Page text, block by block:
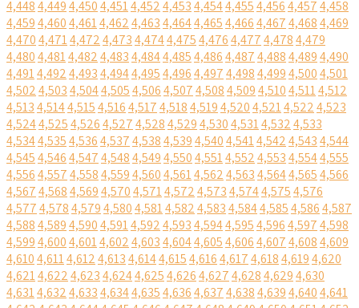
4,4484,4494,4504,4514,4524,4534,4544,4554,4564,4574,458
4,4594,4604,4614,4624,4634,4644,4654,4664,4674,4684,469
4,4704,4714,4724,4734,4744,4754,4764,4774,4784,479
4,4804,4814,4824,4834,4844,4854,4864,4874,4884,4894,490
4,4914,4924,4934,4944,4954,4964,4974,4984,4994,5004,501
4,5024,5034,5044,5054,5064,5074,5084,5094,5104,5114,512
4,5134,5144,5154,5164,5174,5184,5194,5204,5214,5224,523
4,5244,5254,5264,5274,5284,5294,5304,5314,5324,533
4,5344,5354,5364,5374,5384,5394,5404,5414,5424,5434,544
4,5454,5464,5474,5484,5494,5504,5514,5524,5534,5544,555
4,5564,5574,5584,5594,5604,5614,5624,5634,5644,5654,566
4,5674,5684,5694,5704,5714,5724,5734,5744,5754,576
4,5774,5784,5794,5804,5814,5824,5834,5844,5854,5864,587
4,5884,5894,5904,5914,5924,5934,5944,5954,5964,5974,598
4,5994,6004,6014,6024,6034,6044,6054,6064,6074,6084,609
4,6104,6114,6124,6134,6144,6154,6164,6174,6184,6194,620
4,6214,6224,6234,6244,6254,6264,6274,6284,6294,630
4,6314,6324,6334,6344,6354,6364,6374,6384,6394,6404,641